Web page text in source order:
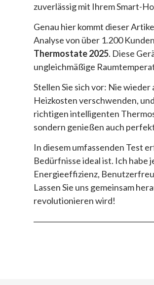
zuverlässig mit Ihrem Smart-
Genau hier kommt dieser
Analyse von über 1.200
Thermostate 2025. Diese
ungleichmäßige
Stellen Sie sich vor: Nie
Heizkosten verschwenden,
richtigen intelligenten
sondern genießen auch
In diesem umfassenden Test
Bedürfnisse ideal ist. Ich
Energieeffizienz,
Lassen Sie uns gemeinsam
revolutionieren wird!